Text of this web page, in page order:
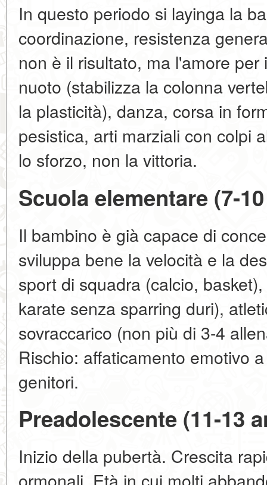
In questo periodo si layinga la
coordinazione, resistenza
non è il risultato, ma l'amore
nuoto (stabilizza la colonna
la plasticità), danza, corsa in
pesistica, arti marziali con colpi
lo sforzo, non la vittoria.
Scuola elementare (7-
Il bambino è già capace di
sviluppa bene la velocità e la
sport di squadra (calcio,
karate senza sparring duri),
sovraccarico (non più di 3-4
Rischio: affaticamento emotivo
genitori.
Preadolescente (11-13
Inizio della pubertà. Crescita
ormonali. Età in cui molti